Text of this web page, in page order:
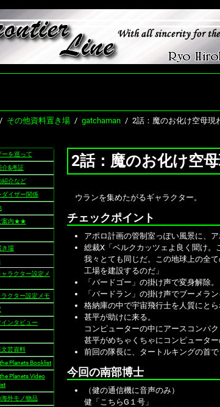
その他資料置き場 gatchaman 2話：魔のお化け空母現
2話：魔のお化け空
ウランを集めたがるギャラクター。
チェックポイント
アポロ計画の管制室っぽい風景に、
総裁X「ベルクカッツェよ良く聞け。
我々とても同じだ。この地球上の全
工場を建設するのだ」
「バードゴー」の掛け声で変身解除。
「バードラン」の掛け声でブーメラン
格納庫の中で宇宙飛行士を人質にと
甚平が助けに来る。
コンピューターの中にアースコンパ
甚平がめちゃくちゃにコンピュータ
前回の隊長に、タートルキングの首
今回の南部博士
（健の通信機に音声のみ）
健「こちらG１号」
ーを巡って
介&考証
紹介など
ダイザー関係
案内★★
き場
ラクター設定メ
クター設定メモ
インタビュー
文芸資料
Planets Booklist
Planets Video
海外モノ物品